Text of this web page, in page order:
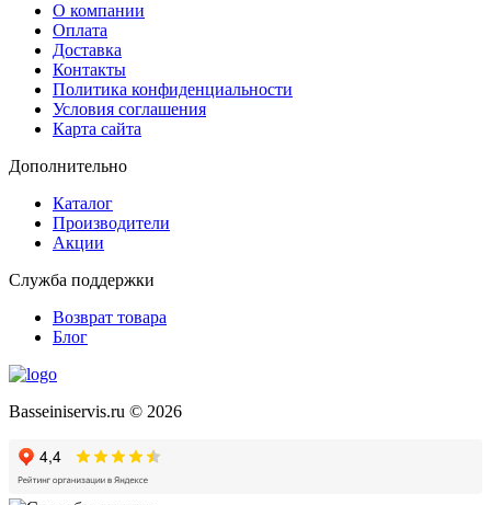
О компании
Оплата
Доставка
Контакты
Политика конфиденциальности
Условия соглашения
Карта сайта
Дополнительно
Каталог
Производители
Акции
Служба поддержки
Возврат товара
Блог
Basseiniservis.ru © 2026